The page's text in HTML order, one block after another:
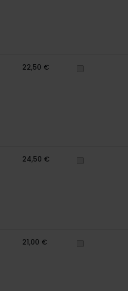
22,50 €
24,50 €
21,00 €